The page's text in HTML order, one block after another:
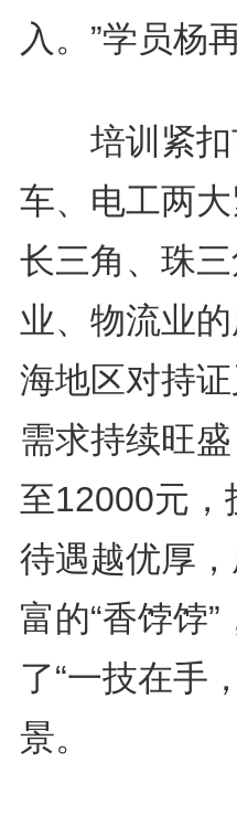
入。”学员杨
培训紧扣
车、电工两
长三角、珠
业、物流业
海地区对持
需求持续旺
至12000元，
待遇越优厚
富的“香饽饽
了“一技在手
景。